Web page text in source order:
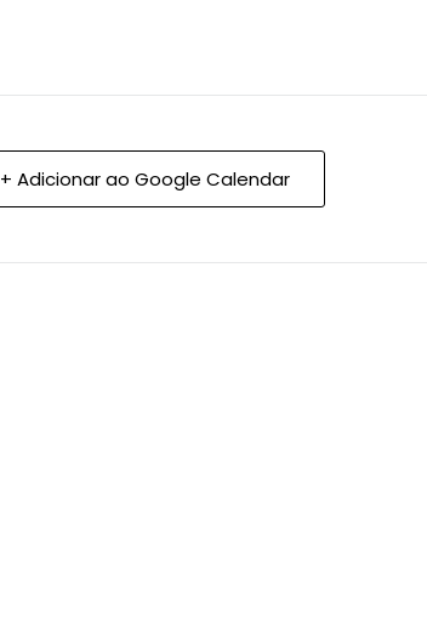
+ Adicionar ao Google Calendar